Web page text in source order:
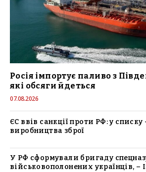
Росія імпортує паливо з
які обсяги йдеться
07.08.2026
ЄС ввів санкції проти РФ: у списку
виробництва зброї
У РФ сформували бригаду
військовополонених українців, –